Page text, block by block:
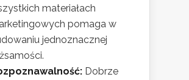
materiałach
pomaga w
jednoznacznej
Dobrze